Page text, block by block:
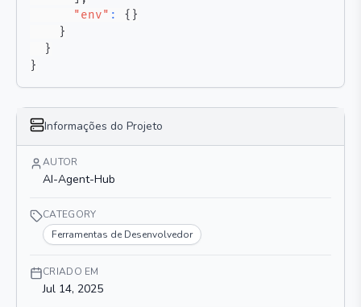
"env" : { }
}
}
}
Informações do Projeto
AUTOR
AI-Agent-Hub
CATEGORY
Ferramentas de Desenvolvedor
CRIADO EM
Jul 14, 2025